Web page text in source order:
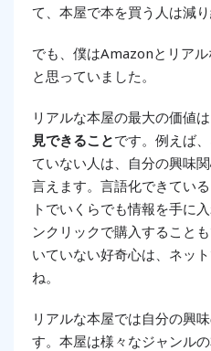
て、本屋で本を買う人は減り
でも、僕はAmazonとリア
と思っていました。
リアルな本屋の最大の価値は
見できることです。例えば
ていない人は、自分の興味
言えます。言語化できてい
トでいくらでも情報を手に
ンクリックで購入すること
いていない好奇心は、ネッ
ね。
リアルな本屋では自分の興
す。本屋は様々なジャンル